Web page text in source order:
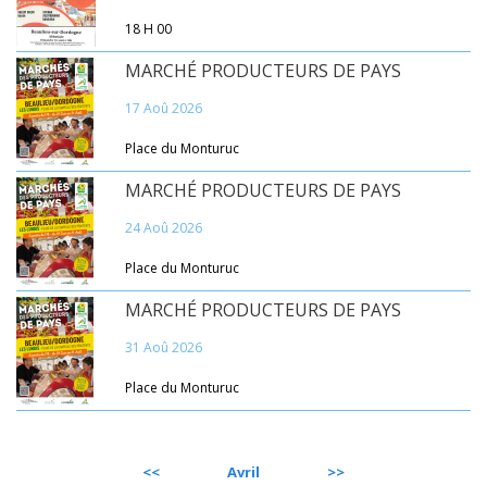
18 H 00
MARCHÉ PRODUCTEURS DE PAYS
17 Aoû 2026
Place du Monturuc
MARCHÉ PRODUCTEURS DE PAYS
24 Aoû 2026
Place du Monturuc
MARCHÉ PRODUCTEURS DE PAYS
31 Aoû 2026
Place du Monturuc
Avril